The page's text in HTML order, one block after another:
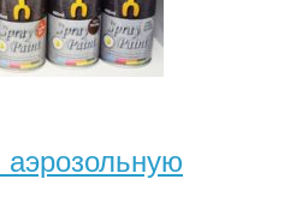
аэрозольную